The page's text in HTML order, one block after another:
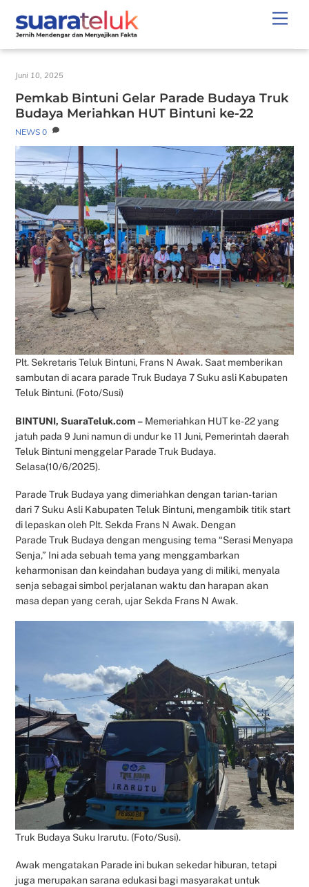
content
Juni 10, 2025
Pemkab Bintuni Gelar Parade Budaya Truk
Budaya Meriahkan HUT Bintuni ke-22
NEWS 0
Plt. Sekretaris Teluk Bintuni, Frans N Awak. Saat memberikan
sambutan di acara parade Truk Budaya 7 Suku asli Kabupaten
Teluk Bintuni. (Foto/Susi)
BINTUNI, SuaraTeluk.com – Memeriahkan HUT ke-22 yang
jatuh pada 9 Juni namun di undur ke 11 Juni, Pemerintah daerah
Teluk Bintuni menggelar Parade Truk Budaya.
Selasa(10/6/2025).
Parade Truk Budaya yang dimeriahkan dengan tarian-tarian
dari 7 Suku Asli Kabupaten Teluk Bintuni, mengambik titik start
di lepaskan oleh Plt. Sekda Frans N Awak. Dengan
Parade Truk Budaya dengan mengusing tema “Serasi Menyapa
Senja,” Ini ada sebuah tema yang menggambarkan
keharmonisan dan keindahan budaya yang di miliki, menyala
senja sebagai simbol perjalanan waktu dan harapan akan
masa depan yang cerah, ujar Sekda Frans N Awak.
Truk Budaya Suku Irarutu. (Foto/Susi).
Awak mengatakan Parade ini bukan sekedar hiburan, tetapi
juga merupakan sarana edukasi bagi masyarakat untuk